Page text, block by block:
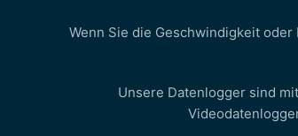
Wenn Sie die Geschwindigkeit
Unsere Datenlogger sind